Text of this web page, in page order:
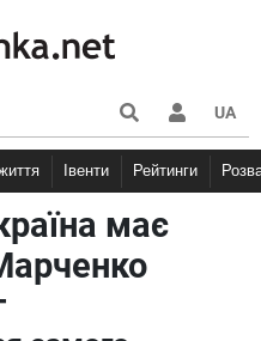
UA
життя Івенти Рейтинги
має